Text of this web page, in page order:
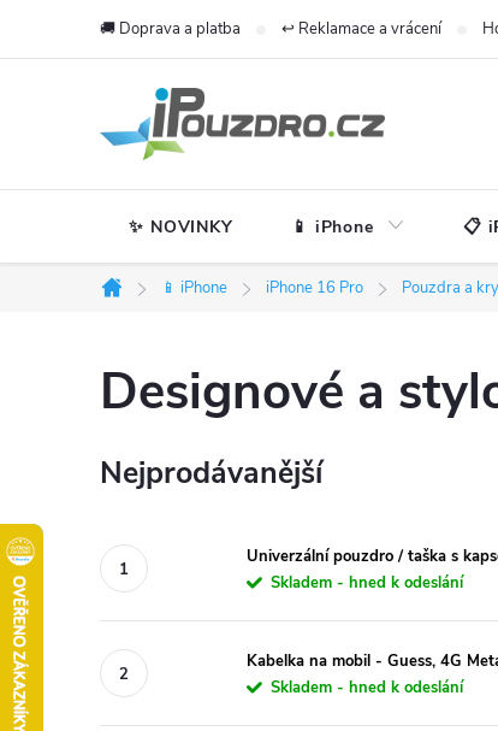
🚚 Doprava a platba ↩️ Reklamace a vrácení
✨ NOVINKY 📱 iPhone 📋
Domů
📱 iPhone iPhone 16 Pro Pouzdra a
Designové a
Nejprodávanější
Univerzální pouzdro / taška s
Skladem - hned k odeslání
Kabelka na mobil - Guess, 4G
Skladem - hned k odeslání